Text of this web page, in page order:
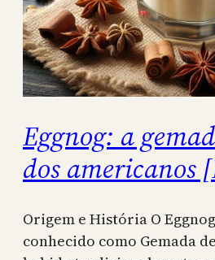
Eggnog: a
dos americanos
Origem e História O
conhecido como Gemada